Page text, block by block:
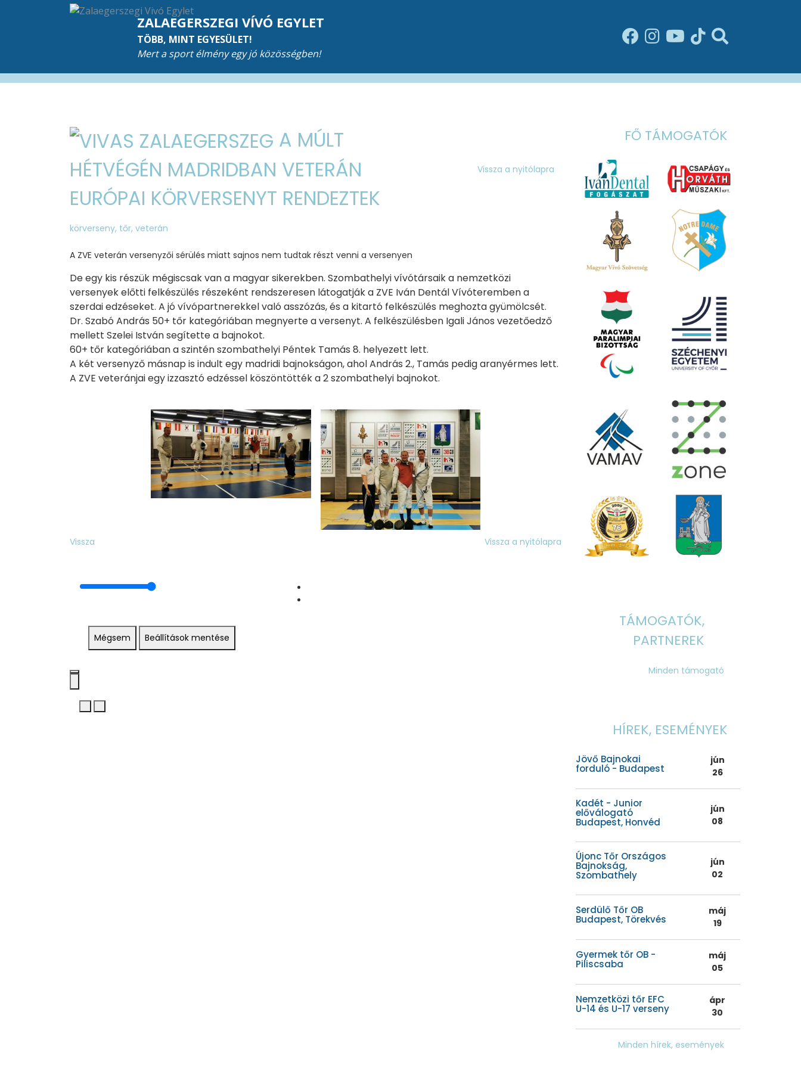
ZALAEGERSZEGI VÍVÓ EGYLET
TÖBB, MINT EGYESÜLET!
Mert a sport élmény egy jó közösségben!
A MÚLT
HÉTVÉGÉN MADRIDBAN VETERÁN
EURÓPAI KÖRVERSENYT RENDEZTEK
Vissza a nyitólapra
körverseny, tőr, veterán
A ZVE veterán versenyzői sérülés miatt sajnos nem tudtak részt venni a versenyen
De egy kis részük mégiscsak van a magyar sikerekben. Szombathelyi vívótársaik a nemzetközi
versenyek előtti felkészülés részeként rendszeresen látogatják a ZVE Iván Dentál Vívóteremben a
szerdai edzéseket. A jó vívópartnerekkel való asszózás, és a kitartó felkészülés meghozta gyümölcsét.
Dr. Szabó András 50+ tőr kategóriában megnyerte a versenyt. A felkészülésben Igali János vezetőedző
mellett Szelei István segítette a bajnokot.
60+ tőr kategóriában a szintén szombathelyi Péntek Tamás 8. helyezett lett.
A két versenyző másnap is indult egy madridi bajnokságon, ahol András 2., Tamás pedig aranyérmes lett.
A ZVE veteránjai egy izzasztó edzéssel köszöntötték a 2 szombathelyi bajnokot.
Vissza Vissza a nyitólapra
Mégsem Beállítások mentése
FŐ TÁMOGATÓK
TÁMOGATÓK,
PARTNEREK
Minden támogató
HÍREK, ESEMÉNYEK
Jövő Bajnokai
forduló - Budapest
jún
26
Kadét - Junior
előválogató
Budapest, Honvéd
jún
08
Újonc Tőr Országos
Bajnokság,
Szombathely
jún
02
Serdülő Tőr OB
Budapest, Törekvés
máj
19
Gyermek tőr OB -
Piliscsaba
máj
05
Nemzetközi tőr EFC
U-14 és U-17 verseny
ápr
30
Minden hírek, események